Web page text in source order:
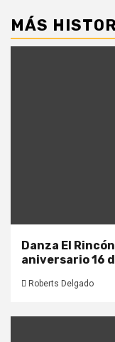
MÁS
Danza El
aniversario 16
Roberts Delgado